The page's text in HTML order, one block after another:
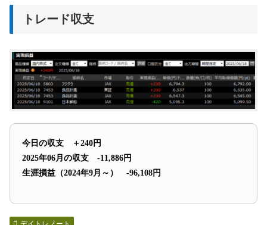
トレード収支
今日の収支 ＋240円
2025年06月の収支 -11,886円
生涯損益（2024年9月～） -96,108円